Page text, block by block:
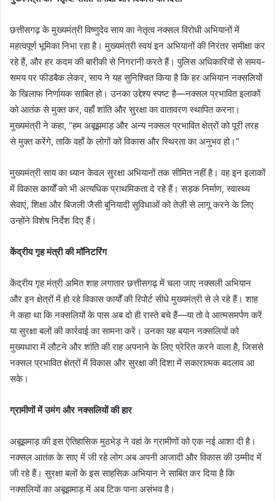
छत्तीसगढ़ के मुख्यमंत्री विष्णुदेव साय का नेतृत्व नक्सल विरोधी अभियानों में
महत्वपूर्ण भूमिका निभा रहा है। मुख्यमंत्री स्वयं इन अभियानों की निरंतर समीक्षा कर
रहे हैं, और हर कदम की बारीकी से निगरानी करते हैं। पुलिस अधिकारियों से समय-
समय पर फीडबैक लेकर, साय ने यह सुनिश्चित किया है कि हर अभियान नक्सलियों
के खिलाफ निर्णायक साबित हो। उनका उद्देश्य स्पष्ट है—नक्सल प्रभावित इलाकों
को आतंक से मुक्त कर, वहाँ शांति और सुरक्षा का वातावरण स्थापित करना।
मुख्यमंत्री ने कहा, “हम अबूझमाड़ और अन्य नक्सल प्रभावित क्षेत्रों को पूरी तरह
से मुक्त करेंगे, ताकि वहाँ के लोगों को विकास और स्थिरता का अनुभव हो।”
मुख्यमंत्री साय का ध्यान केवल सुरक्षा अभियानों तक सीमित नहीं है। वह इन इलाकों
में विकास कार्यों को भी अत्यधिक प्राथमिकता दे रहे हैं। सड़क निर्माण, स्वास्थ्य
सेवाएं, शिक्षा और बिजली जैसी बुनियादी सुविधाओं को तेज़ी से लागू करने के लिए
उन्होंने विशेष निर्देश दिए हैं।
केंद्रीय गृह मंत्री की मॉनिटरिंग
केंद्रीय गृह मंत्री अमित शाह लगातार छत्तीसगढ़ में चला जाए नक्सली अभियान
और इन क्षेत्रों में हो रहे विकास कार्यों की रिपोर्ट सीधे मुख्यमंत्री से ले रहे हैं। शाह
ने कहा था कि नक्सलियों के पास अब दो ही रास्ते बचे हैं—या तो वे आत्मसमर्पण करें
या सुरक्षा बलों की कार्रवाई का सामना करें। उनका यह बयान नक्सलियों को
मुख्यधारा में लौटने और शांति की राह अपनाने के लिए प्रेरित करने वाला है, जिससे
नक्सल प्रभावित क्षेत्रों में विकास और सुरक्षा की दिशा में सकारात्मक बदलाव आ
सके।
ग्रामीणों में उमंग और नक्सलियों की हार
अबूझमाड़ की इस ऐतिहासिक मुठभेड़ ने वहां के ग्रामीणों को एक नई आशा दी है।
नक्सल आतंक के साए में जी रहे लोग अब अपनी आजादी और विकास की उम्मीद में
जी रहे हैं। सुरक्षा बलों के इस साहसिक अभियान ने साबित कर दिया है कि
नक्सलियों का अबूझमाड़ में अब टिक पाना असंभव है।